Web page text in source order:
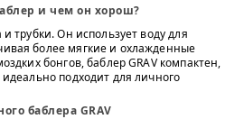
и чем он хорош?
трубки. Он использует воду для
более мягкие и охлажденные
бонгов, баблер GRAV компактен,
подходит для личного
баблера GRAV